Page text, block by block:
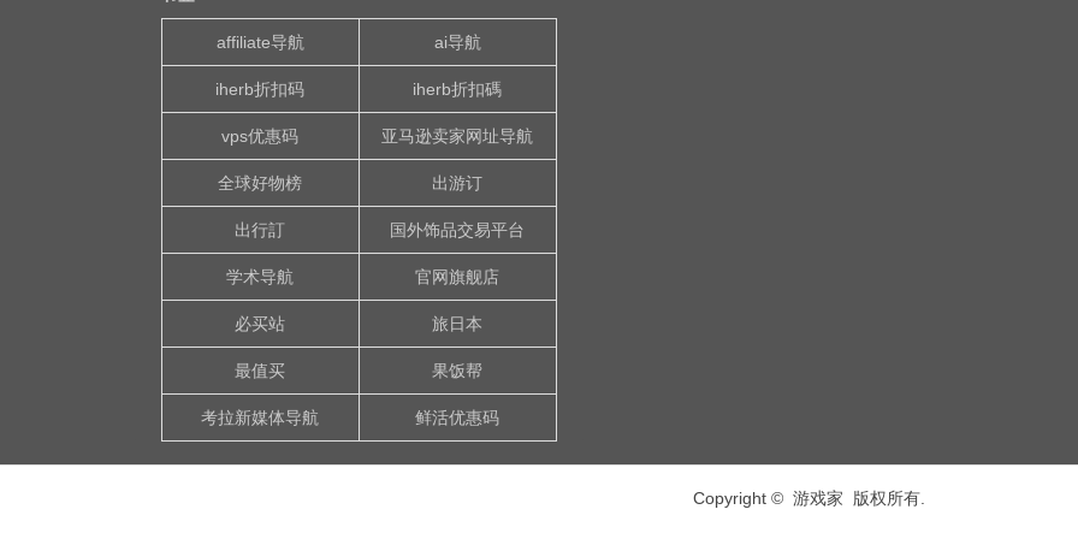
affiliate导航 ai导航
iherb折扣码 iherb折扣碼
vps优惠码 亚马逊卖家网址导航
全球好物榜 出游订
出行訂 国外饰品交易平台
学术导航 官网旗舰店
必买站 旅日本
最值买 果饭帮
考拉新媒体导航 鲜活优惠码
Copyright © 游戏家 版权所有.